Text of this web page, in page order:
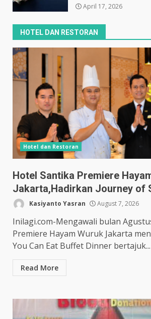
April 17, 2026
HOTEL DAN RESTORAN
Hotel dan Restoran
Hotel Santika Premiere
Jakarta,Hadirkan Journey of
Kasiyanto Yasran August 7, 2026
Inilagi.com-Mengawali bulan
Premiere Hayam Wuruk Jakarta
You Can Eat Buffet Dinner bertajuk...
Read More